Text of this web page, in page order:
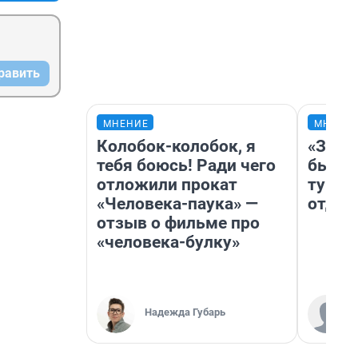
МНЕНИЕ
Колобок-колобок, я
тебя боюсь! Ради чего
отложили прокат
«Человека-паука» —
отзыв о фильме про
«человека-булку»
Надежда Губарь
«За
были